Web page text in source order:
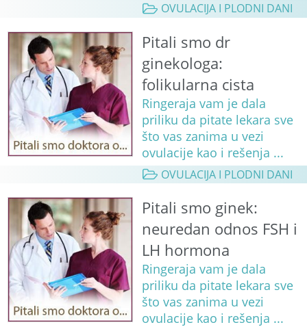
OVULACIJA I PLODNI DANI
Pitali smo dr
ginekologa:
folikularna cista
Ringeraja vam je dala
priliku da pitate lekara sve
što vas zanima u vezi
ovulacije kao i rešenja ...
OVULACIJA I PLODNI DANI
Pitali smo ginek:
neuredan odnos FSH i
LH hormona
Ringeraja vam je dala
priliku da pitate lekara sve
što vas zanima u vezi
ovulacije kao i rešenja ...